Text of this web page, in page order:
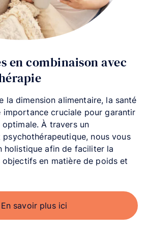
en combinaison avec
la dimension alimentaire, la santé
importance cruciale pour garantir
À travers un
nous vous
holistique afin de faciliter la
en matière de poids et
En savoir plus ici